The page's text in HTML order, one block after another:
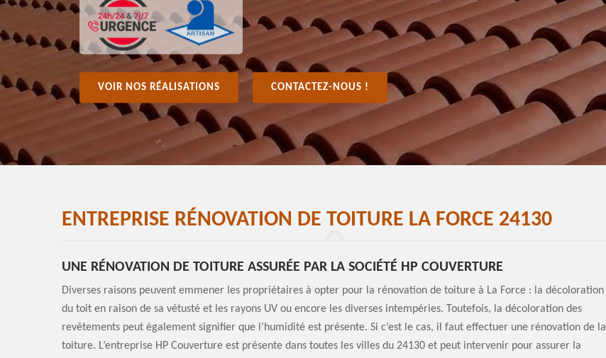
VOIR NOS RÉALISATIONS CONTACTEZ-NOUS !
ENTREPRISE RÉNOVATION DE TOITURE LA FORCE 24130
UNE RÉNOVATION DE TOITURE ASSURÉE PAR LA SOCIÉTÉ HP COUVERTURE
Diverses raisons peuvent emmener les propriétaires à opter pour la rénovation de toiture à La Force : la décoloration
du toit en raison de sa vétusté et les rayons UV ou encore les diverses intempéries. Toutefois, la décoloration des
revêtements peut également signifier que l’humidité est présente. Si c’est le cas, il faut effectuer une rénovation de la
toiture. L’entreprise HP Couverture est présente dans toutes les villes du 24130 et peut intervenir pour assurer la